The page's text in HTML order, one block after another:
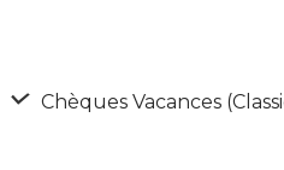
Chèques Vacances